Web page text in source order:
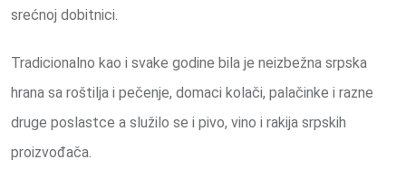
srećnoj dobitnici.
Tradicionalno kao i svake godine bila je neizbežna srpska
hrana sa roštilja i pečenje, domaci kolači, palačinke i razne
druge poslastce a služilo se i pivo, vino i rakija srpskih
proizvođača.